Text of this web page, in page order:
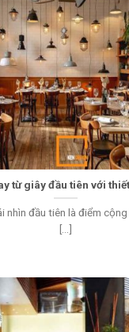
từ giây đầu tiên với
nhìn đầu tiên là điểm
[...]